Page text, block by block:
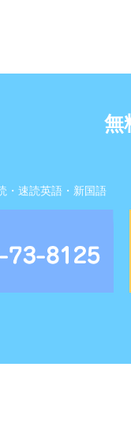
無
・速読英語・新国語